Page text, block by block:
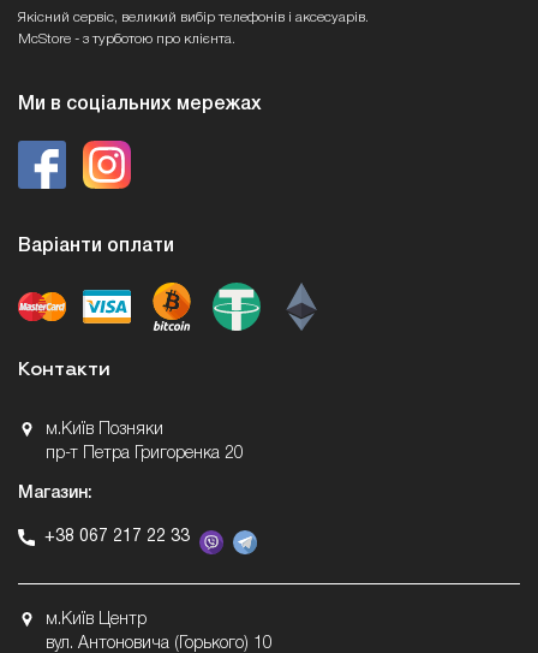
Якісний сервіс, великий вибір телефонів і аксесуарів.
McStore - з турботою про клієнта.
Ми в соціальних мережах
Варіанти оплати
Контакти
м.Київ Позняки
пр-т Петра Григоренка 20
Магазин:
+38 067 217 22 33
м.Київ Центр
вул. Антоновича (Горького) 10